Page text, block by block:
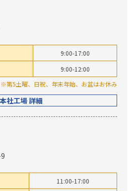
9:00-17:00
9:00-12:00
※第5土曜、日祝、年末年始、お盆はお休み
本社工場 詳細
11:00-17:00